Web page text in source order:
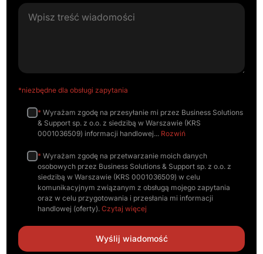
*niezbędne dla obsługi zapytania
* Wyrażam zgodę na przesyłanie mi przez Business Solutions
& Support sp. z o.o. z siedzibą w Warszawie (KRS
0001036509) informacji handlowej
Rozwiń
* Wyrażam zgodę na przetwarzanie moich danych
osobowych przez Business Solutions & Support sp. z o.o. z
siedzibą w Warszawie (KRS 0001036509) w celu
komunikacyjnym związanym z obsługą mojego zapytania
oraz w celu przygotowania i przesłania mi informacji
handlowej (oferty).Czytaj więcej